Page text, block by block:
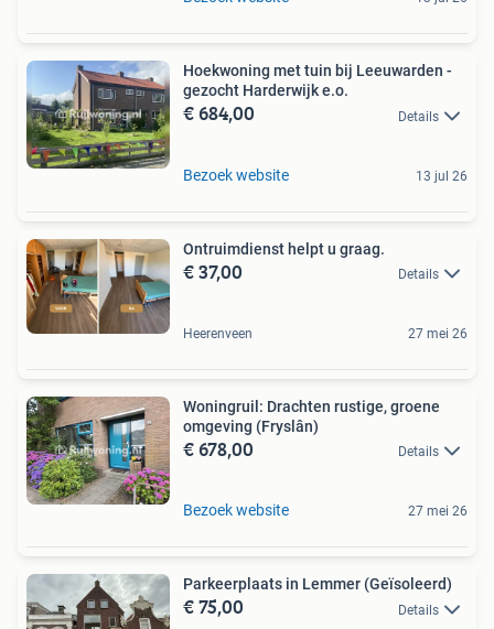
Hoekwoning met tuin bij Leeuwarden -
gezocht Harderwijk e.o.
€ 684,00 Details
Bezoek website 13 jul 26
Ontruimdienst helpt u graag.
€ 37,00 Details
Heerenveen 27 mei 26
Woningruil: Drachten rustige, groene
omgeving (Fryslân)
€ 678,00 Details
Bezoek website 27 mei 26
Parkeerplaats in Lemmer (Geïsoleerd)
€ 75,00 Details